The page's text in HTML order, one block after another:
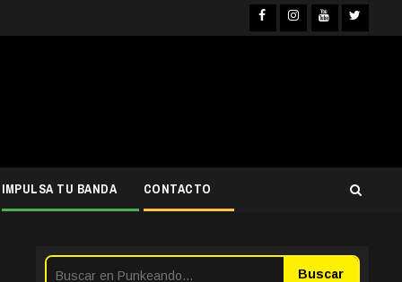
Facebook
Instagram
IMPULSA TU BANDA CONTACTO
Buscar